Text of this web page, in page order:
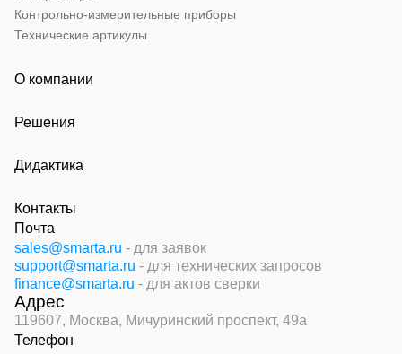
Контрольно-измерительные приборы
Технические артикулы
О компании
Решения
Дидактика
Контакты
Почта
sales@smarta.ru - для заявок
support@smarta.ru - для технических запросов
finance@smarta.ru - для актов сверки
Адрес
119607, Москва, Мичуринский проспект, 49а
Телефон